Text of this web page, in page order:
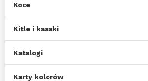
Koce
Kitle i kasaki
Katalogi
Karty kolorów